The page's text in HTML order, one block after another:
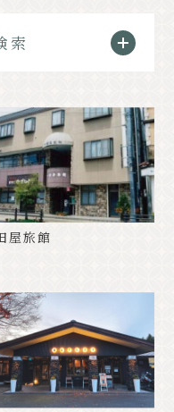
協会員
て
せ
索
屋旅館